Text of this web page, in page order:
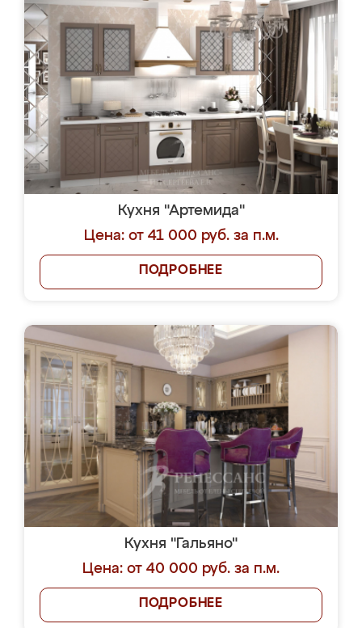
Кухня "Артемида"
Цена: от 41 000 руб. за п.м.
ПОДРОБНЕЕ
Кухня "Гальяно"
Цена: от 40 000 руб. за п.м.
ПОДРОБНЕЕ